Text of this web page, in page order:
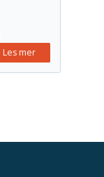
Les mer